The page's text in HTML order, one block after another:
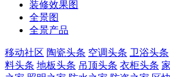
装修效果图
全景图
全景产品
移动社区 陶瓷头条 空调头条 卫浴头条
料头条 地板头条 吊顶头条 衣柜头条